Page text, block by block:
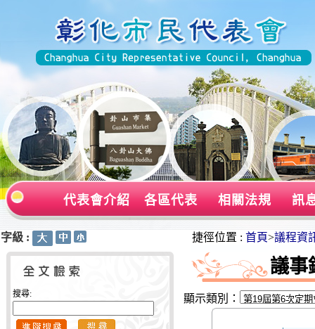
代表會介紹 各區代表 相關法規 訊
字級 :
搜尋:
捷徑位置 : 首頁>議程資
議事
顯示類別：